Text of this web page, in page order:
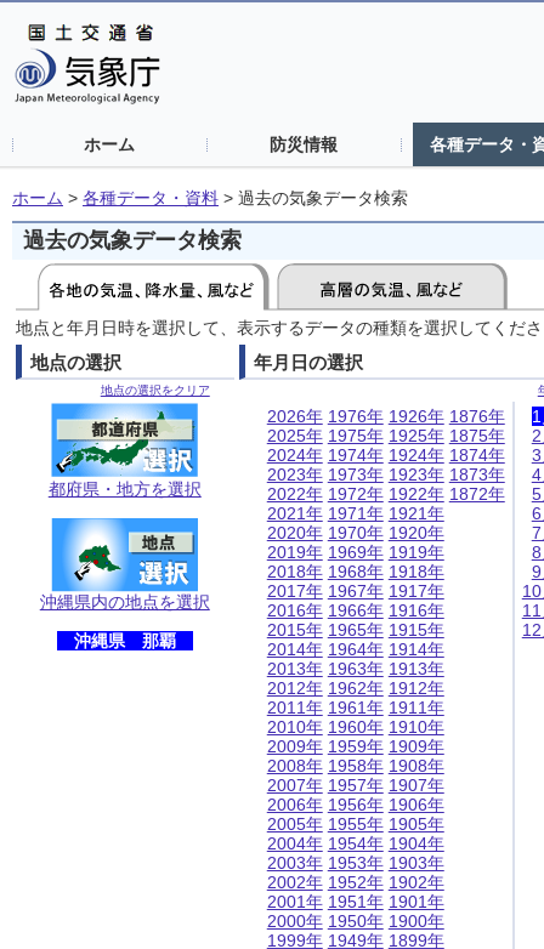
ホーム 防災情報 各種データ・
ホーム > 各種データ・資料 > 過去の気象データ検索
過去の気象データ検索
地点と年月日時を選択して、表示するデータの種類を選択してくだ
地点の選択
地点の選択をクリア
都府県・地方を選択
沖縄県内の地点を選択
沖縄県 那覇
年月日の選択
2026年
2025年
2024年
2023年
2022年
2021年
2020年
2019年
2018年
2017年
2016年
2015年
2014年
2013年
2012年
2011年
2010年
2009年
2008年
2007年
2006年
2005年
2004年
2003年
2002年
2001年
2000年
1999年
1976年
1975年
1974年
1973年
1972年
1971年
1970年
1969年
1968年
1967年
1966年
1965年
1964年
1963年
1962年
1961年
1960年
1959年
1958年
1957年
1956年
1955年
1954年
1953年
1952年
1951年
1950年
1949年
1926年
1925年
1924年
1923年
1922年
1921年
1920年
1919年
1918年
1917年
1916年
1915年
1914年
1913年
1912年
1911年
1910年
1909年
1908年
1907年
1906年
1905年
1904年
1903年
1902年
1901年
1900年
1899年
1876年
1875年
1874年
1873年
1872年